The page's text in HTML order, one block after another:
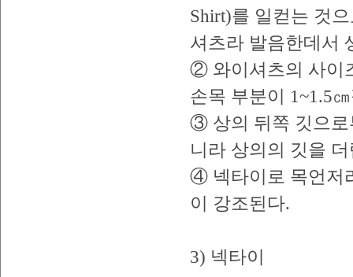
Shirt)를 일컫는 것
셔츠라 발음한데서
② 와이셔츠의 사이
손목 부분이 1~1.5
③ 상의 뒤쪽 깃으로
니라 상의의 깃을
④ 넥타이로 목언저
이 강조된다.
3) 넥타이